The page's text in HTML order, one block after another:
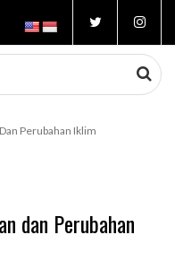
Perubahan Iklim
dan Perubahan